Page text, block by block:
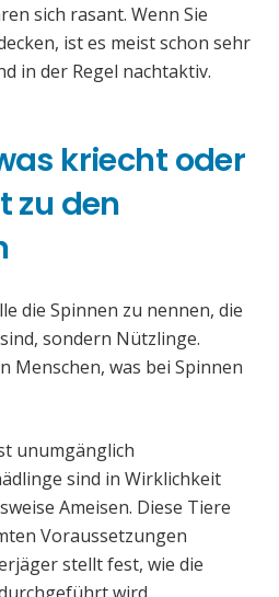
sich rasant. Wenn Sie
ist es meist schon sehr
in der Regel nachtaktiv.
kriecht oder
zu den
die Spinnen zu nennen, die
sondern Nützlinge.
Menschen, was bei Spinnen
unumgänglich
sind in Wirklichkeit
Ameisen. Diese Tiere
Voraussetzungen
stellt fest, wie die